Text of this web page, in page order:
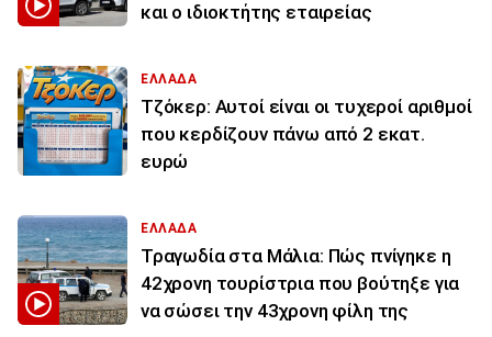
και ο ιδιοκτήτης εταιρείας
ΕΛΛΑΔΑ
Τζόκερ: Αυτοί είναι οι τυχεροί αριθμοί
που κερδίζουν πάνω από 2 εκατ.
ευρώ
ΕΛΛΑΔΑ
Τραγωδία στα Μάλια: Πώς πνίγηκε η
42χρονη τουρίστρια που βούτηξε για
να σώσει την 43χρονη φίλη της